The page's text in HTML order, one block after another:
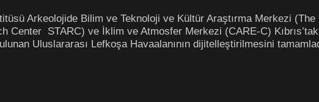
Arkeolojide Bilim ve Teknoloji ve Kültür Araştırma Merkezi
Center STARC) ve İklim ve Atmosfer Merkezi (CARE-C)
Uluslararası Lefkoşa Havaalanının dijitelleştirilmesini